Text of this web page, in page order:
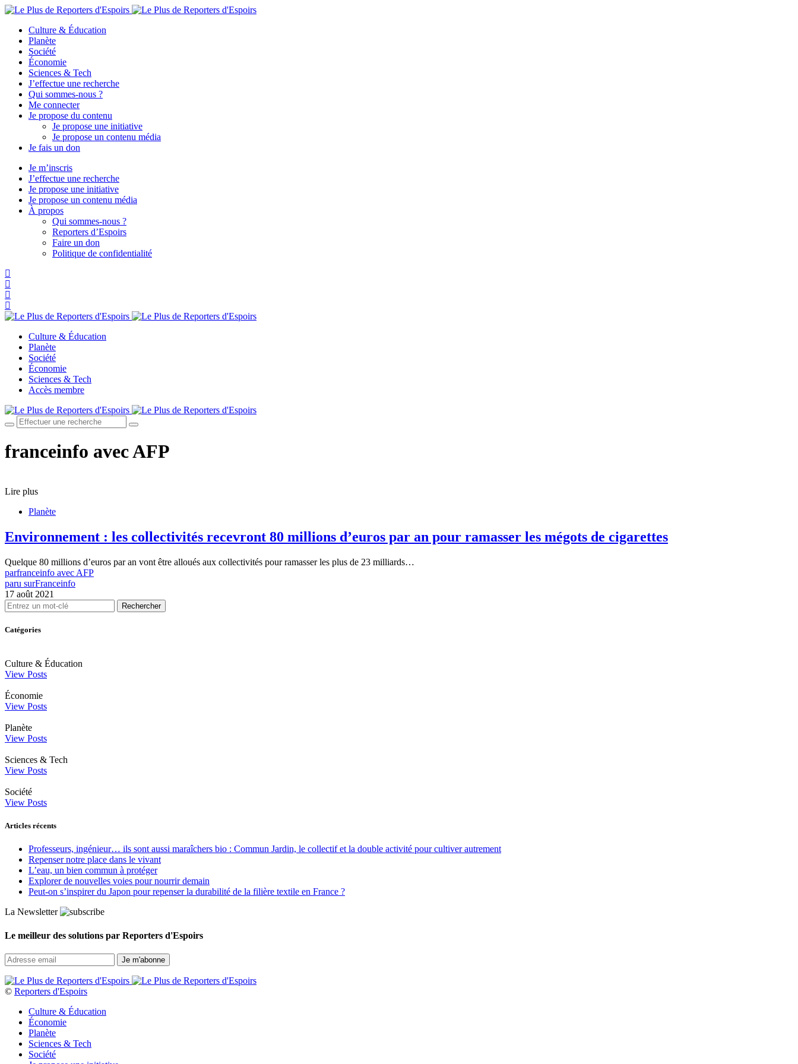
Culture & Éducation
Planète
Société
Économie
Sciences & Tech
J’effectue une recherche
Qui sommes-nous ?
Me connecter
Je propose du contenu
Je propose une initiative
Je propose un contenu média
Je fais un don
Je m’inscris
J’effectue une recherche
Je propose une initiative
Je propose un contenu média
À propos
Qui sommes-nous ?
Reporters d’Espoirs
Faire un don
Politique de confidentialité
Culture & Éducation
Planète
Société
Économie
Sciences & Tech
Accès membre
franceinfo avec AFP
Lire plus
Planète
Environnement : les collectivités recevront 80 millions d’euros par an pour ramasser les mégots de cigarettes
Quelque 80 millions d’euros par an vont être alloués aux collectivités pour ramasser les plus de 23 milliards…
parfranceinfo avec AFP
paru surFranceinfo
17 août 2021
Rechercher
Catégories
Culture & Éducation
View Posts
Économie
View Posts
Planète
View Posts
Sciences & Tech
View Posts
Société
View Posts
Articles récents
Professeurs, ingénieur… ils sont aussi maraîchers bio : Commun Jardin, le collectif et la double activité pour cultiver autrement
Repenser notre place dans le vivant
L’eau, un bien commun à protéger
Explorer de nouvelles voies pour nourrir demain
Peut‑on s’inspirer du Japon pour repenser la durabilité de la filière textile en France ?
La Newsletter
Le meilleur des solutions par Reporters d'Espoirs
© Reporters d'Espoirs
Culture & Éducation
Économie
Planète
Sciences & Tech
Société